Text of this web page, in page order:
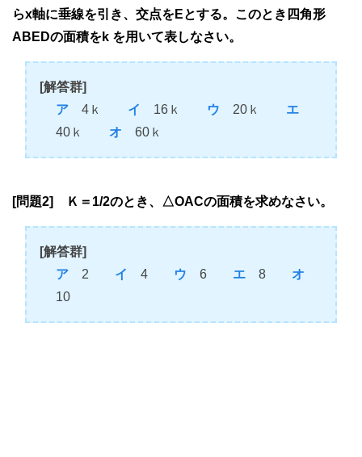
らx軸に垂線を引き、交点をEとする。このとき四角形
ABEDの面積をk を用いて表しなさい。
[解答群]
ア 4ｋ イ 16ｋ ウ 20ｋ エ
40ｋ オ 60ｋ
[問題2] Ｋ＝1/2のとき、△OACの面積を求めなさい。
[解答群]
ア 2 イ 4 ウ 6 エ 8 オ
10